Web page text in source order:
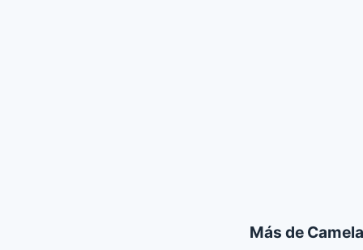
Más de Camela